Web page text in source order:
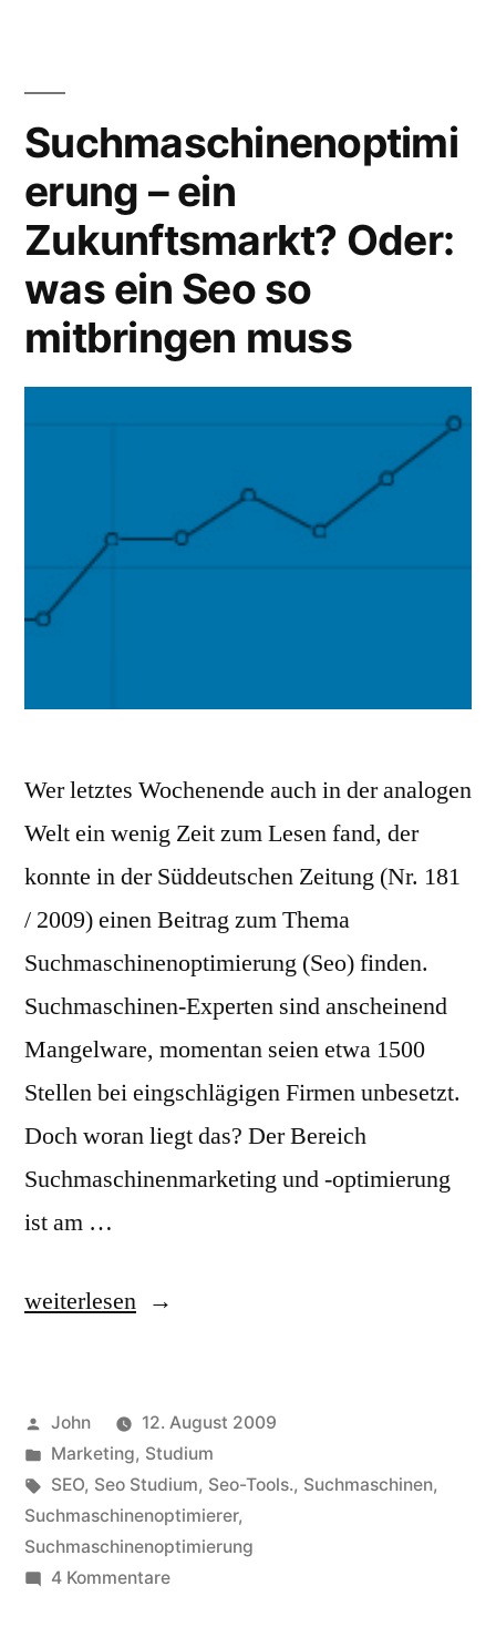
2
Suchmaschinenoptimi
erung – ein
Zukunftsmarkt? Oder:
was ein Seo so
mitbringen muss
Wer letztes Wochenende auch in der analogen
Welt ein wenig Zeit zum Lesen fand, der
konnte in der Süddeutschen Zeitung (Nr. 181
/ 2009) einen Beitrag zum Thema
Suchmaschinenoptimierung (Seo) finden.
Suchmaschinen-Experten sind anscheinend
Mangelware, momentan seien etwa 1500
Stellen bei eingschlägigen Firmen unbesetzt.
Doch woran liegt das? Der Bereich
Suchmaschinenmarketing und -optimierung
ist am …
„Suchmaschinenoptimierung
Zukunftsmarkt?
Oder:
was
ein
weiterlesen
Veröffentlicht
von
John
12. August 2009
Veröffentlicht
in
Marketing, Studium
Schlagwörter:
SEO, Seo Studium, Seo-Tools., Suchmaschinen,
Suchmaschinenoptimierer,
Suchmaschinenoptimierung
4 Kommentarezu